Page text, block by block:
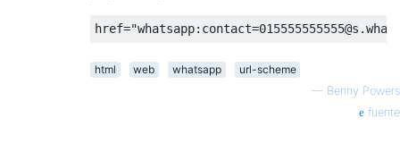
href=
html web whatsapp
url-scheme
— Benny Powers
fuente